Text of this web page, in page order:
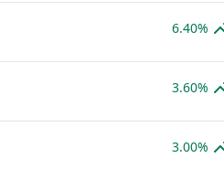
6.40%
3.60%
3.00%